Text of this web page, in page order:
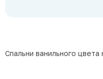
Спальни ванильного цвета